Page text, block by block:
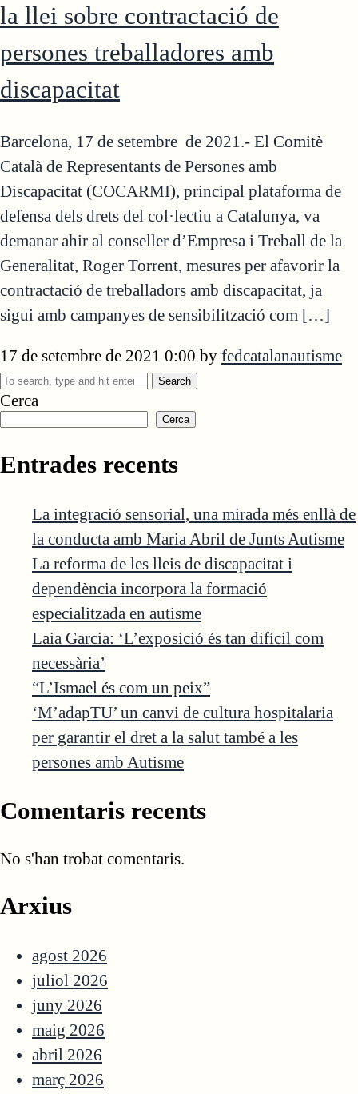
la llei sobre contractació de
persones treballadores amb
discapacitat
Barcelona, 17 de setembre de 2021.- El Comitè
Català de Representants de Persones amb
Discapacitat (COCARMI), principal plataforma de
defensa dels drets del col·lectiu a Catalunya, va
demanar ahir al conseller d’Empresa i Treball de la
Generalitat, Roger Torrent, mesures per afavorir la
contractació de treballadors amb discapacitat, ja
sigui amb campanyes de sensibilització com […]
17 de setembre de 2021 0:00 by fedcatalanautisme
Search
Cerca
Cerca
Entrades recents
La integració sensorial, una mirada més enllà de
la conducta amb Maria Abril de Junts Autisme
La reforma de les lleis de discapacitat i
dependència incorpora la formació
especialitzada en autisme
Laia Garcia: ‘L’exposició és tan difícil com
necessària’
“L’Ismael és com un peix”
‘M’adapTU’ un canvi de cultura hospitalaria
per garantir el dret a la salut també a les
persones amb Autisme
Comentaris recents
No s'han trobat comentaris.
Arxius
agost 2026
juliol 2026
juny 2026
maig 2026
abril 2026
març 2026